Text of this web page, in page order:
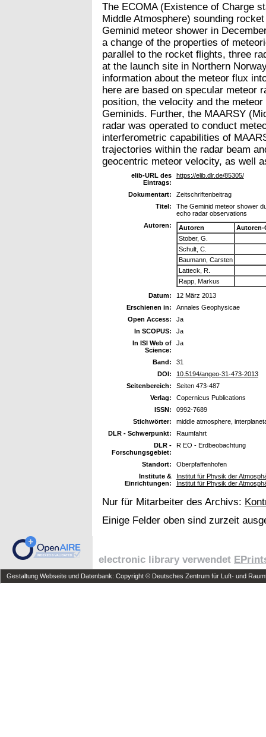
The ECOMA (Existence of Charge
Middle Atmosphere) sounding
Geminid meteor shower in
a change of the properties of
parallel to the rocket flights, three
at the launch site in Northern
information about the meteor flux
here are based on specular meteor
position, the velocity and the
Geminids. Further, the MAARSY
radar was operated to conduct
interferometric capabilities of
trajectories within the radar beam
geocentric meteor velocity, as well
elib-URL des
Eintrags:
https://elib.dlr.de/85305/
Dokumentart:
Zeitschriftenbeitrag
Titel:
The Geminid meteor shower
echo radar observations
Autoren:
Autoren
Autoren-
Stober, G.
Schult, C.
Baumann, Carsten
Latteck, R.
Rapp, Markus
Datum:
12 März 2013
Erschienen in:
Annales Geophysicae
Open Access:
Ja
In SCOPUS:
Ja
In ISI Web of
Science:
Ja
Band:
31
DOI:
10.5194/angeo-31-473-2013
Seitenbereich:
Seiten 473-487
Verlag:
Copernicus Publications
ISSN:
0992-7689
Stichwörter:
middle atmosphere,
DLR - Schwerpunkt:
Raumfahrt
DLR -
Forschungsgebiet:
R EO - Erdbeobachtung
Standort:
Oberpfaffenhofen
Institute &
Einrichtungen:
Institut für Physik der
Institut für Physik der
Nur für Mitarbeiter des Archivs:
Einige Felder oben sind zurzeit
electronic library verwendet
Gestaltung Webseite und Datenbank: Copyright © Deutsches Zentrum für Luft- und